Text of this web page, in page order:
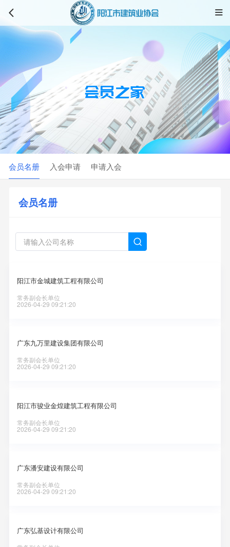
 
会员名册 入会申请 申请入会
会员名册

阳江市金城建筑工程有限公司
常务副会长单位
2026-04-29 09:21:20
广东九万里建设集团有限公司
常务副会长单位
2026-04-29 09:21:20
阳江市骏业金煌建筑工程有限公司
常务副会长单位
2026-04-29 09:21:20
广东潘安建设有限公司
常务副会长单位
2026-04-29 09:21:20
广东弘基设计有限公司